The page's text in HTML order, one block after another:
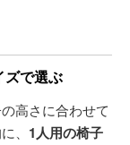
ズで選ぶ
高さに合わせて
、 1人用の椅子